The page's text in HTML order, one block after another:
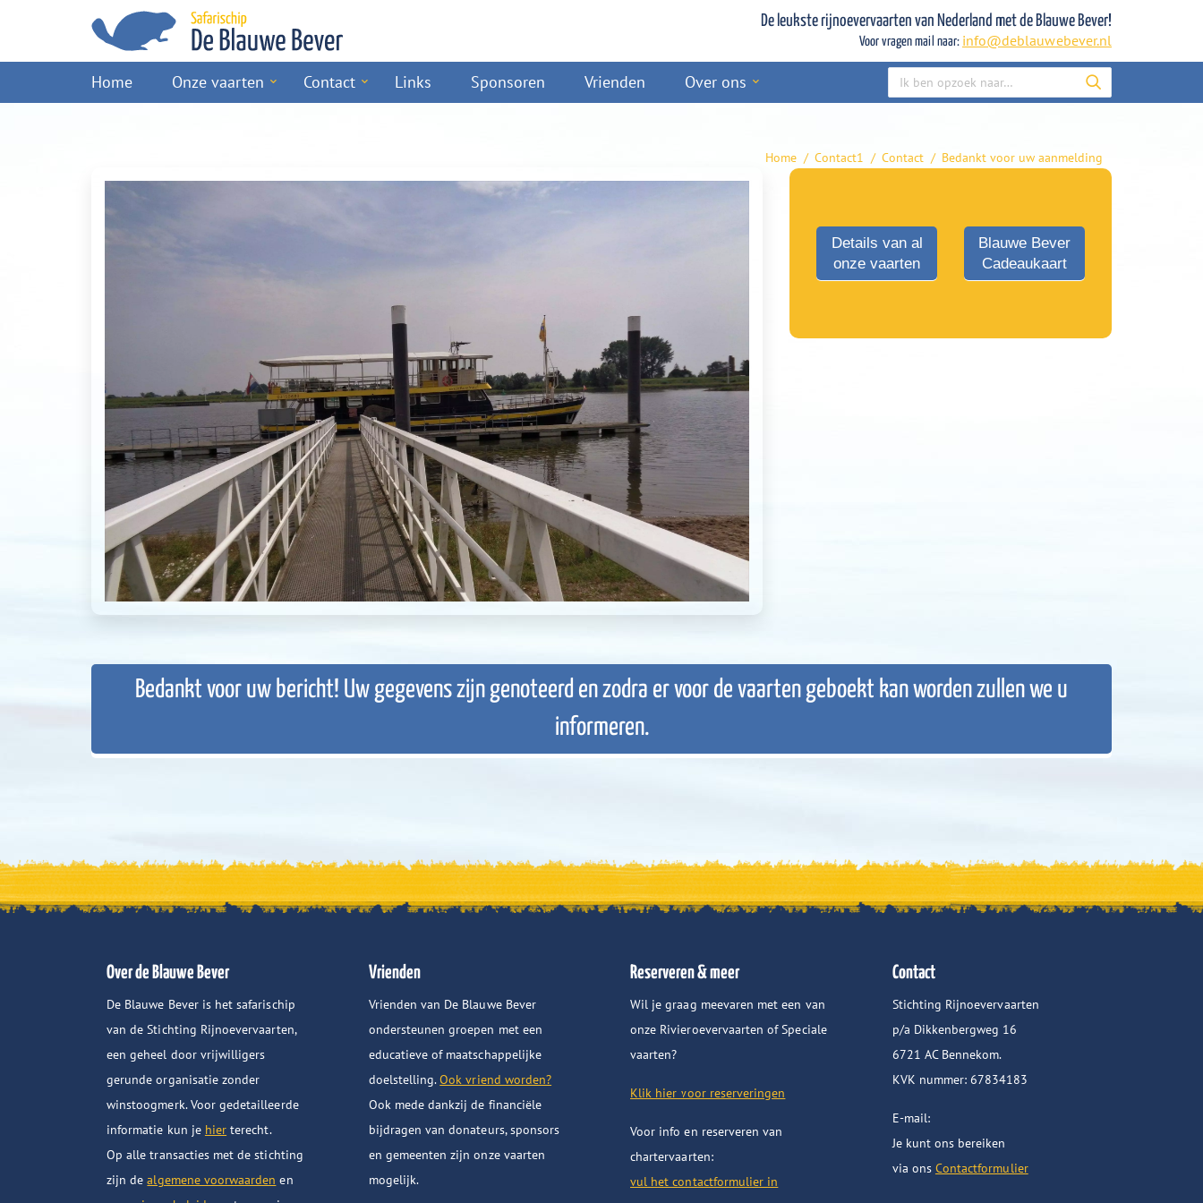
De leukste rijnoevervaarten van Nederland met de Blauwe Bever!
Voor vragen mail naar: info@deblauwebever.nl
Home Onze vaarten Contact Links Sponsoren Vrienden Over ons Zoeken:
Je bent hier:
Home Contact1 Contact Bedankt voor uw aanmelding
Details van al
onze vaarten
Blauwe Bever
Cadeaukaart
Bedankt voor uw bericht! Uw gegevens zijn genoteerd en zodra er voor de vaarten geboekt kan worden zullen we u
informeren.
Over de Blauwe Bever
De Blauwe Bever is het safarischip
van de Stichting Rijnoevervaarten,
een geheel door vrijwilligers
gerunde organisatie zonder
winstoogmerk. Voor gedetailleerde
informatie kun je hier terecht.
Op alle transacties met de stichting
zijn dealgemene voorwaarden en
Vrienden
Vrienden van De Blauwe Bever
ondersteunen groepen met een
educatieve of maatschappelijke
doelstelling.Ook vriend worden?
Ook mede dankzij de financiële
bijdragen van donateurs, sponsors
en gemeenten zijn onze vaarten
mogelijk.
Reserveren & meer
Wil je graag meevaren met een van
onze Rivieroevervaarten of Speciale
vaarten?
Klik hier voor reserveringen
Voor info en reserveren van
chartervaarten:
vul het contactformulier in
Contact
Stichting Rijnoevervaarten
p/a Dikkenbergweg 16
6721 AC Bennekom.
KVK nummer: 67834183
E-mail:
Je kunt ons bereiken
via ons Contactformulier